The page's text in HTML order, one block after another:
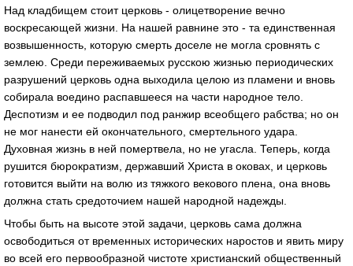
Над кладбищем стоит церковь - олицетворение вечно
воскресающей жизни. На нашей равнине это - та единственная
возвышенность, которую смерть доселе не могла сровнять с
землею. Среди переживаемых русскою жизнью периодических
разрушений церковь одна выходила целою из пламени и вновь
собирала воедино распавшееся на части народное тело.
Деспотизм и ее подводил под ранжир всеобщего рабства; но он
не мог нанести ей окончательного, смертельного удара.
Духовная жизнь в ней помертвела, но не угасла. Теперь, когда
рушится бюрократизм, державший Христа в оковах, и церковь
готовится выйти на волю из тяжкого векового плена, она вновь
должна стать средоточием нашей народной надежды.
Чтобы быть на высоте этой задачи, церковь сама должна
освободиться от временных исторических наростов и явить миру
во всей его первообразной чистоте христианский общественный